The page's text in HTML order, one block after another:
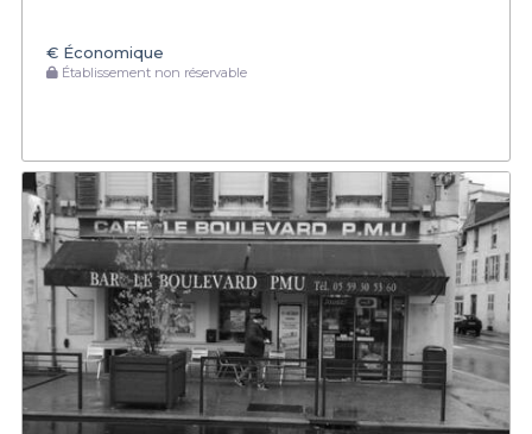
€ Économique
Établissement non réservable